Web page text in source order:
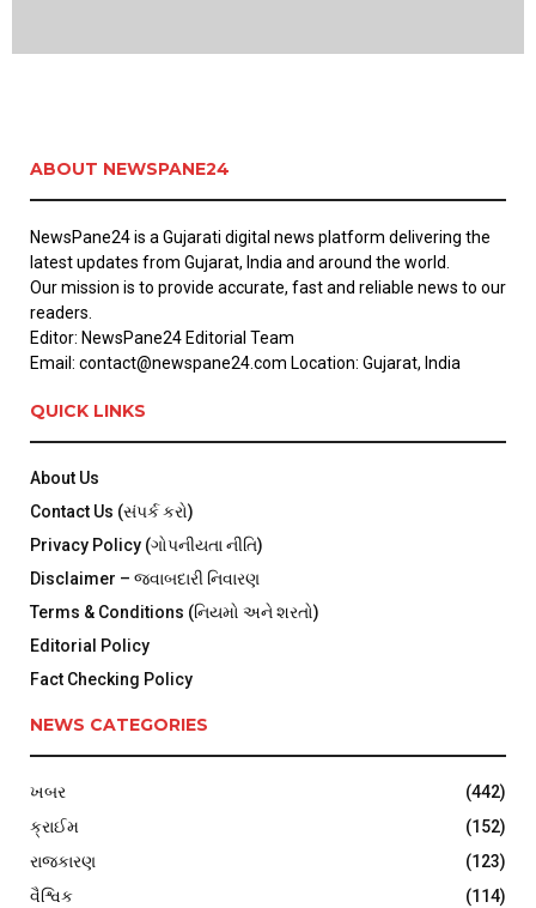
ABOUT NEWSPANE24
NewsPane24 is a Gujarati digital news platform delivering the
latest updates from Gujarat, India and around the world.
Our mission is to provide accurate, fast and reliable news to our
readers.
Editor: NewsPane24 Editorial Team
Email: contact@newspane24.com Location: Gujarat, India
QUICK LINKS
About Us
Contact Us (સંપર્ક કરો)
Privacy Policy (ગોપનીયતા નીતિ)
Disclaimer – જવાબદારી નિવારણ
Terms & Conditions (નિયમો અને શરતો)
Editorial Policy
Fact Checking Policy
NEWS CATEGORIES
ખબર
(442)
ક્રાઈમ
(152)
રાજકારણ
(123)
વૈશ્વિક
(114)